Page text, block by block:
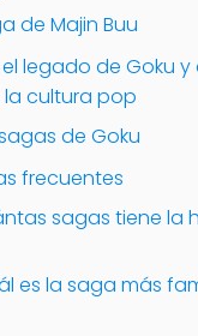
de Majin Buu
legado de Goku
cultura pop
de Goku
frecuentes
sagas tiene la
es la saga más